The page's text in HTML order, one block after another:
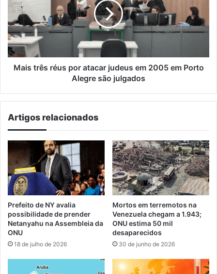
por
atacar
judeus
em
2005
em
Porto
Mais três réus por atacar judeus em 2005 em Porto
Alegre são julgados
Artigos relacionados
Prefeito de NY avalia
possibilidade de prender
Netanyahu na Assembleia da
ONU
18 de julho de 2026
Mortos em terremotos na
Venezuela chegam a 1.943;
ONU estima 50 mil
desaparecidos
30 de junho de 2026